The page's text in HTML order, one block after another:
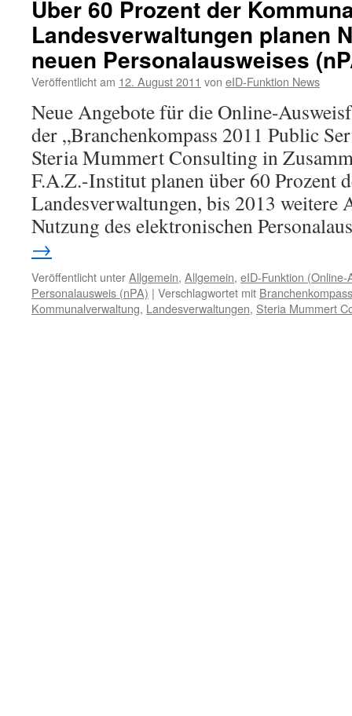
Über 60 Prozent der
Landesverwaltungen planen
neuen Personalausweises
Veröffentlicht am 12. August 2011 von eID-Funktion News
Neue Angebote für die Online-
der „Branchenkompass 2011 Public
Steria Mummert Consulting in
F.A.Z.-Institut planen über 60 Prozent
Landesverwaltungen, bis 2013 weitere
Nutzung des elektronischen
→
Veröffentlicht unterAllgemein, Allgemein, eID-Funktion
Personalausweis (nPA) | Verschlagwortet mit
Kommunalverwaltung, Landesverwaltungen, Steria Mummert